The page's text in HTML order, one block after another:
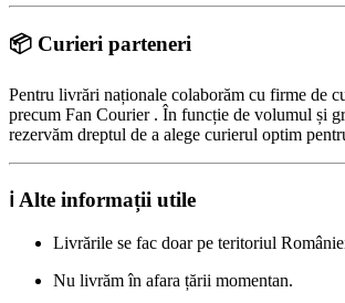
📦 Curieri parteneri
Pentru livrări naționale colaborăm cu firme de
precum Fan Courier . În funcție de volumul și
rezervăm dreptul de a alege curierul optim
ℹ️ Alte informații utile
Livrările se fac doar pe teritoriul
Nu livrăm în afara țării momentan.